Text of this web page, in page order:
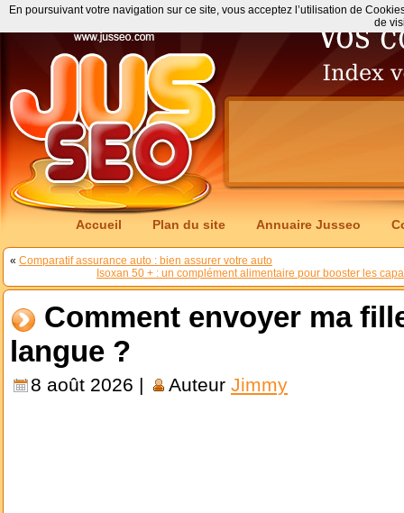
Accueil Plan du site Annuaire Jusseo
« Comparatif assurance auto : bien assurer votre auto
Isoxan 50 + : un complément alimentaire pour booster les
Comment envoyer ma
langue ?
8 août 2026 | Auteur Jimmy
En poursuivant votre navigation sur ce site, vous acceptez l’utilisation de
de